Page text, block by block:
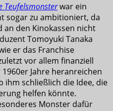
Teufelsmonsterwar ein
sogar zu ambitioniert, da
den Kinokassen nicht
Tomoyuki Tanaka
er das Franchise
vor allem finanziell
Jahre heranreichen
ihm schließlich die Idee, die
helfen könnte.
Monster dafür